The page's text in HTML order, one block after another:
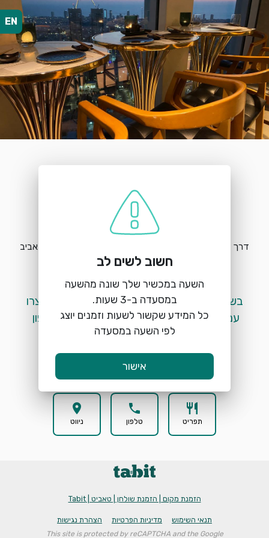
הזמנת מקום
טוסי | ספורה
דרך מנחם בגין 132, קומה 49 בבניין עזריאלי העגול, תל אביב
המופיע למטה.
restaurant
תפריט
phone
טלפון
location_on
ניווט
EN
הזמנת מקום | הזמנת שולחן | טאביט | Tabit
תנאי השימוש מדיניות הפרטיות הצהרת נגישות
This site is protected by reCAPTCHA and the Google
חשוב לשים לב
השעה במכשיר שלך שונה מהשעה
כל המידע שקשור לשעות וזמנים יוצג
לפי השעה במסעדה
אישור